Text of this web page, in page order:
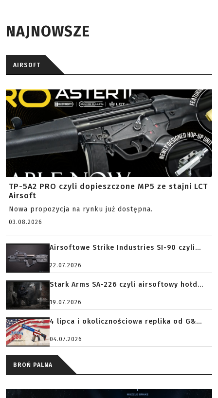
NAJNOWSZE
AIRSOFT
TP-5A2 PRO czyli dopieszczone MP5 ze stajni LCT
Airsoft
Nowa propozycja na rynku już dostępna.
03.08.2026
Airsoftowe Strike Industries SI-90 czyli...
22.07.2026
Stark Arms SA-226 czyli airsoftowy hołd...
19.07.2026
4 lipca i okolicznościowa replika od G&...
04.07.2026
BROŃ PALNA